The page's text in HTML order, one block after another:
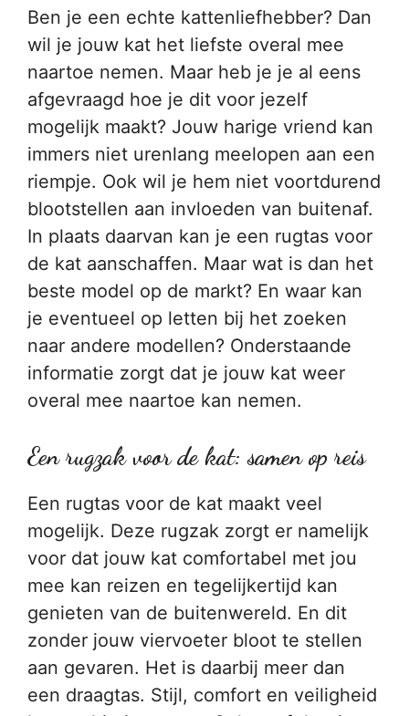
Ben je een echte kattenliefhebber? Dan
wil je jouw kat het liefste overal mee
naartoe nemen. Maar heb je je al eens
afgevraagd hoe je dit voor jezelf
mogelijk maakt? Jouw harige vriend kan
immers niet urenlang meelopen aan een
riempje. Ook wil je hem niet voortdurend
blootstellen aan invloeden van buitenaf.
In plaats daarvan kan je een rugtas voor
de kat aanschaffen. Maar wat is dan het
beste model op de markt? En waar kan
je eventueel op letten bij het zoeken
naar andere modellen? Onderstaande
informatie zorgt dat je jouw kat weer
overal mee naartoe kan nemen.
Een rugzak voor de kat: samen op reis
Een rugtas voor de kat maakt veel
mogelijk. Deze rugzak zorgt er namelijk
voor dat jouw kat comfortabel met jou
mee kan reizen en tegelijkertijd kan
genieten van de buitenwereld. En dit
zonder jouw viervoeter bloot te stellen
aan gevaren. Het is daarbij meer dan
een draagtas. Stijl, comfort en veiligheid